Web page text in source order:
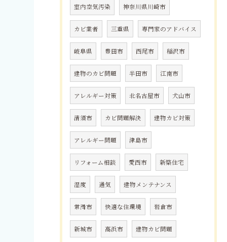
室内空気汚染 神奈川県川崎市
カビ業者 三重県 専門家のアドバイス
岐阜県 豊田市 西尾市 稲沢市
建物のカビ問題 半田市 江南市
アレルギー対策 北名古屋市 犬山市
清須市 カビ問題解決 建物カビ対策
アレルギー問題 津島市
リフォーム相談 愛西市 新築住宅
湿度 通気 建物メンテナンス
常滑市 快適な住環境 岩倉市
新城市 高浜市 建物カビ問題